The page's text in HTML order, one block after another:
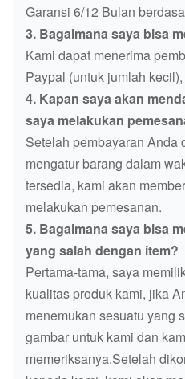
Garansi 6/12 Bulan
3. Bagaimana saya bisa
Kami dapat menerima
Paypal (untuk jumlah
4. Kapan saya akan
saya melakukan
Setelah pembayaran Anda
mengatur barang dalam
tersedia, kami akan
melakukan pemesanan.
5. Bagaimana saya bisa
yang salah dengan item?
Pertama-tama, saya
kualitas produk kami, jika
menemukan sesuatu yang
gambar untuk kami dan
memeriksanya.Setelah